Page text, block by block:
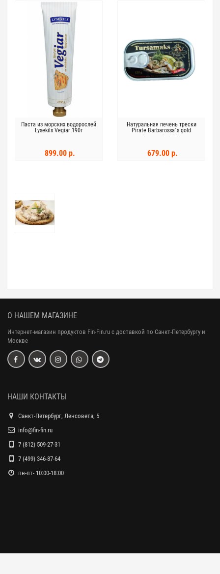
Паста из морских водорослей
Lysekils Vegiar 190г
899.00 р.
Натуральная печень трески
Pirate Barbarossa`s gold
tursamaks 120г
679.00 р.
О НАШЕМ МАГАЗИНЕ
Интернет-магазин продуктов Fin-Fin.ru с доставкой по Санкт-Петербургу и
Москве
НАШИ КОНТАКТЫ
Санкт-Петербург, Ленсовета, 5
info@fin-fin.ru
7 (812) 509-27-31
7 (499) 346-87-64
пн-пт- 10:00-18:00